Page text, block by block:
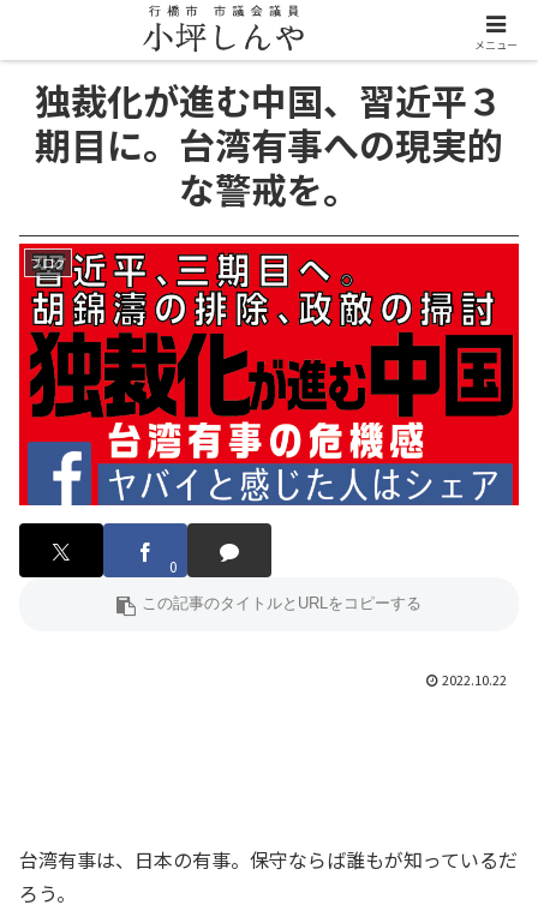
独裁化が進む中国、習近平３
期目に。台湾有事への現実的
な警戒を。
ブログ
0
2022.10.22
台湾有事は、日本の有事。保守ならば誰もが知っているだ
ろう。
メニュー